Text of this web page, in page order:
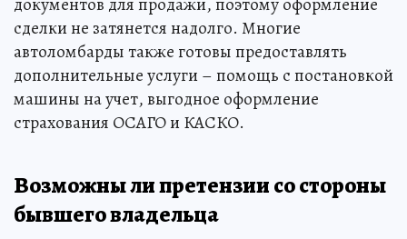
сделки не затянется надолго. Многие
автоломбарды также готовы предоставлять
дополнительные услуги – помощь с постановкой
машины на учет, выгодное оформление
страхования ОСАГО и КАСКО.
Возможны ли претензии со стороны
бывшего владельца